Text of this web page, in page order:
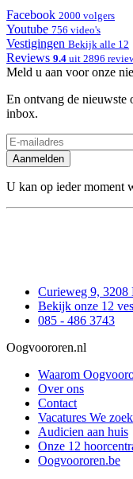
Facebook 2000 volgers
Youtube 756 video's
Vestigingen Bekijk alle 12
Reviews 9.4 uit 2896
Meld u aan voor onze
En ontvang de nieuwste
inbox.
Aanmelden
U kan op ieder moment
Curieweg 9, 3208
Bekijk onze 12
085 - 486 3743
Oogvoororen.nl
Waarom
Over ons
Contact
Vacatures We
Audicien aan huis
Onze 12
Oogvoororen.be